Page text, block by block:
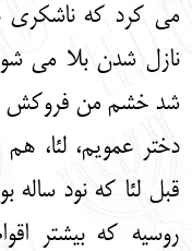
می کرد که ناشکری
نازل شدن بلا می
شد خشم من فروکش
دختر عمویم، لئا،
قبل لئا که نود ساله
روسیه که بیشتر